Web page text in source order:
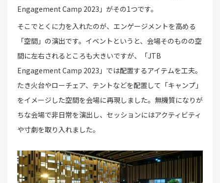
Engagement Camp 2023」がその1つです。
そこでとくに力を入れたのが、エンゲージメントを高める
「空間」の演出です。イベントというと、会場そのものの空
間に左右されるところも大きいですが、「JTB
Engagement Camp 2023」では配置するアイテムを工夫。
たき火台やローチェア、テントなどを配置して「キャンプ」
をイメージした空間を会場に再現しました。無機質になりが
ちな会場で非日常を演出し、セッションにはアクティビティ
や寸劇を取り入れました。